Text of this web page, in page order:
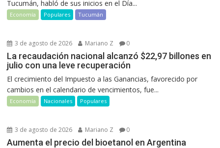
Tucumán, habló de sus inicios en el Día...
Economía Populares Tucumán
3 de agosto de 2026 Mariano Z 0
La recaudación nacional alcanzó $22,97 billones en
julio con una leve recuperación
El crecimiento del Impuesto a las Ganancias, favorecido por
cambios en el calendario de vencimientos, fue...
Economía Nacionales Populares
3 de agosto de 2026 Mariano Z 0
Aumenta el precio del bioetanol en Argentina